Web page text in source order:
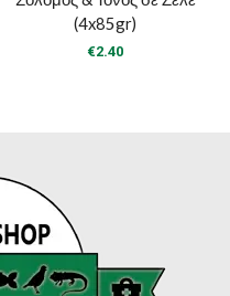
(4x85gr)
€2.40